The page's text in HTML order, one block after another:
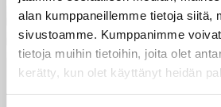
alan kumppaneillemme tietoja siitä,
sivustoamme. Kumppanimme
tietoja muihin tietoihin, joita olet
kerätty, kun olet käyttänyt heidän